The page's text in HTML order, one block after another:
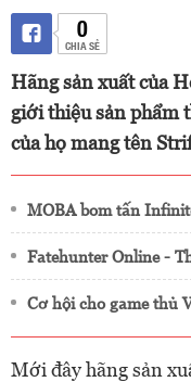
0
CHIA SẺ
Hãng sản xuất của
giới thiệu sản phẩm
của họ mang tên
MOBA bom tấn
Fatehunter Online -
Cơ hội cho game thủ
Mới đây hãng sản